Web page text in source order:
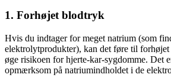
1. Forhøjet blodtryk
Hvis du indtager for meget natrium (som
elektrolytprodukter), kan det føre til
øge risikoen for hjerte-kar-sygdomme. Det
opmærksom på natriumindholdet i de